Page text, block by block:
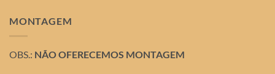
MONTAGEM
OBS.: NÃO OFERECEMOS MONTAGEM